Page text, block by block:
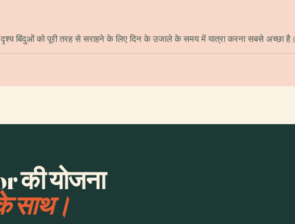
बिंदुओं को पूरी तरह से सराहने के लिए दिन के उजाले के समय में यात्रा करना सबसे अच्छा है।
की योजना
साथ।